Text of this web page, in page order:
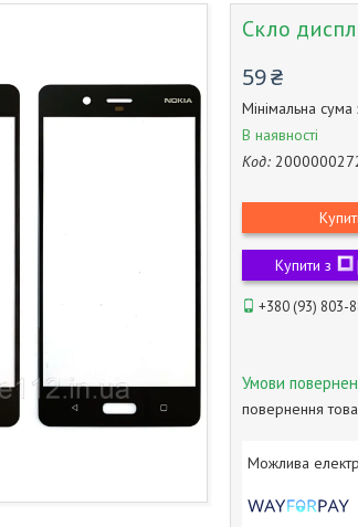
Скло
59 ₴
Мінімальна
В наявності
Код:
Купити з
+380 (93) 803-
повернення